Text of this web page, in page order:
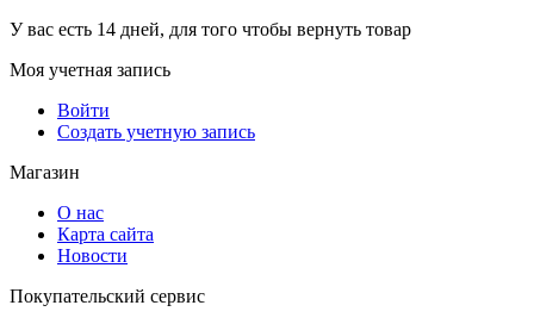
У вас есть 14 дней, для того чтобы вернуть товар
Моя учетная запись
Войти
Создать учетную запись
Магазин
О нас
Карта сайта
Новости
Покупательский сервис